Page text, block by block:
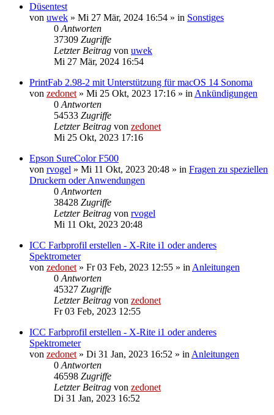
Düsentest
von uwek » Mi 27 Mär, 2024 16:54 » in Sonstiges
0 Antworten
37309 Zugriffe
Letzter Beitrag von uwek
Mi 27 Mär, 2024 16:54
PrintFab 2.98-2 mit Unterstützung für macOS 14 Sonoma
von zedonet » Mi 25 Okt, 2023 17:16 » in Ankündigungen
0 Antworten
54533 Zugriffe
Letzter Beitrag von zedonet
Mi 25 Okt, 2023 17:16
Epson SureColor F500
von rvogel » Mi 11 Okt, 2023 20:48 » in Fragen zu speziellen
Druckern oder Anwendungen
0 Antworten
38428 Zugriffe
Letzter Beitrag von rvogel
Mi 11 Okt, 2023 20:48
ICC Farbprofil erstellen - X-Rite i1 oder anderes
Spektrometer
von zedonet » Fr 03 Feb, 2023 12:55 » in Anleitungen
0 Antworten
45327 Zugriffe
Letzter Beitrag von zedonet
Fr 03 Feb, 2023 12:55
ICC Farbprofil erstellen - X-Rite i1 oder anderes
Spektrometer
von zedonet » Di 31 Jan, 2023 16:52 » in Anleitungen
0 Antworten
46598 Zugriffe
Letzter Beitrag von zedonet
Di 31 Jan, 2023 16:52